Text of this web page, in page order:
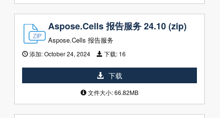
Aspose.Cells 报告服务 24.10 (zip)
Aspose.Cells 报告服务
添加:October 24, 2024 下载: 16
下载
文件大小: 66.82MB